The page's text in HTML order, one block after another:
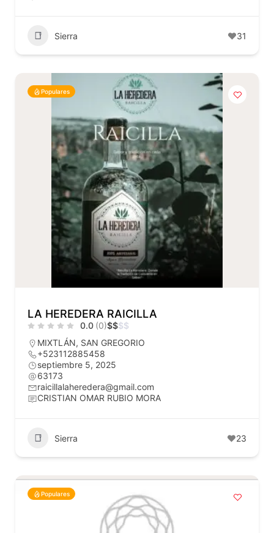
Sierra 31
Populares
LA HEREDERA RAICILLA
0.0 (0)$$$$
MIXTLÁN, SAN GREGORIO
+523112885458
septiembre 5, 2025
63173
raicillalaheredera@gmail.com
CRISTIAN OMAR RUBIO MORA
Sierra 23
Populares